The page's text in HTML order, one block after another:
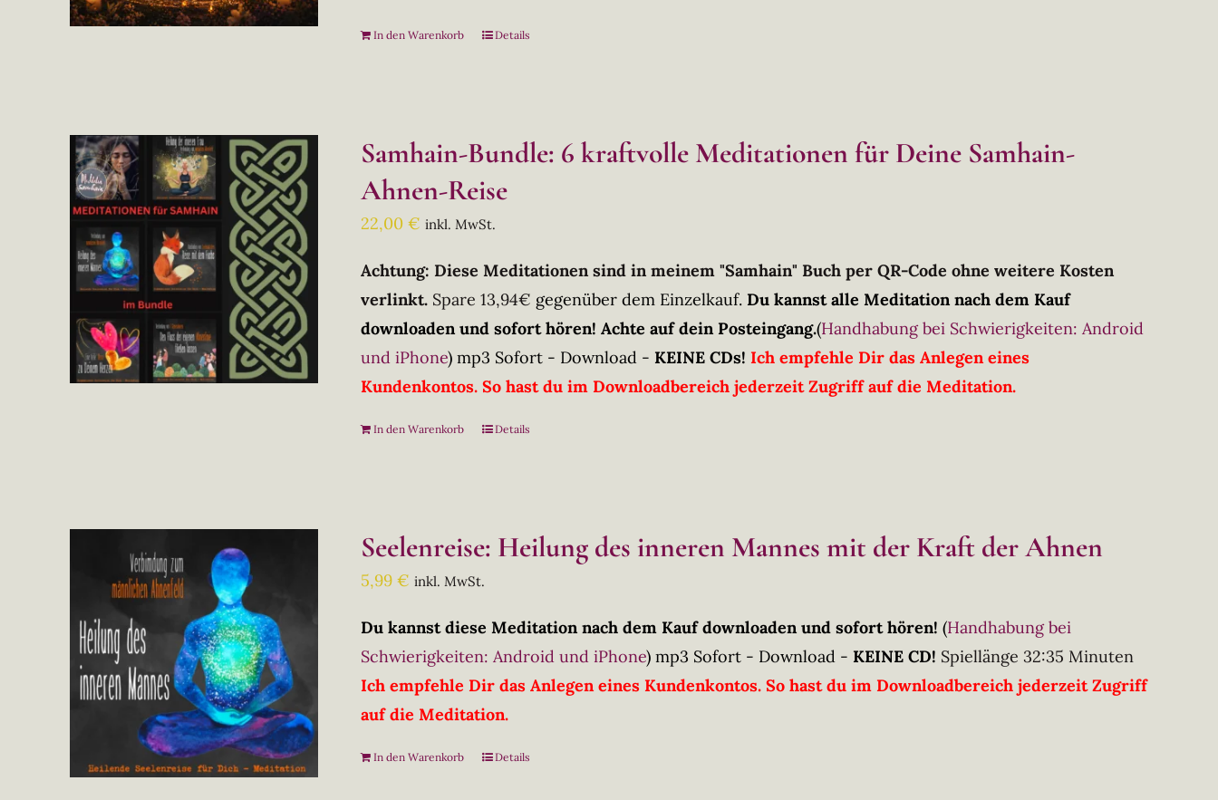
In den Warenkorb Details
Samhain-Bundle: 6 kraftvolle Meditationen für Deine Samhain-
Ahnen-Reise
22,00€ inkl. MwSt.
Achtung: Diese Meditationen sind in meinem "Samhain" Buch per QR-Code ohne weitere Kosten
verlinkt. Spare 13,94€ gegenüber dem Einzelkauf. Du kannst alle Meditation nach dem Kauf
downloaden und sofort hören! Achte auf dein Posteingang.(Handhabung bei Schwierigkeiten: Android
und iPhone) mp3 Sofort - Download - KEINE CDs! Ich empfehle Dir das Anlegen eines
Kundenkontos. So hast du im Downloadbereich jederzeit Zugriff auf die Meditation.
In den Warenkorb Details
Seelenreise: Heilung des inneren Mannes mit der Kraft der Ahnen
5,99€ inkl. MwSt.
Du kannst diese Meditation nach dem Kauf downloaden und sofort hören! (Handhabung bei
Schwierigkeiten: Android und iPhone) mp3 Sofort - Download - KEINE CD! Spiellänge 32:35 Minuten
Ich empfehle Dir das Anlegen eines Kundenkontos. So hast du im Downloadbereich jederzeit Zugriff
auf die Meditation.
In den Warenkorb Details